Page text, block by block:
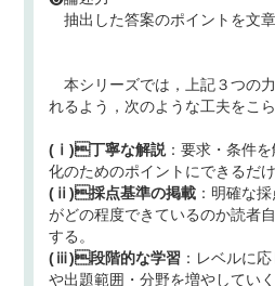
抽出した答案のポイントを文章
本シリーズでは，上記３つの
れるよう，次のような工夫をこら
(ⅰ)丁寧な解説：要求・条件
化のためのポイントにできるだけ
(ⅱ)採点基準の掲載：明確な
がどの程度できているのか読者
する。
(ⅲ)段階的な学習：レベルに
や出題範囲・分野を増やしていく